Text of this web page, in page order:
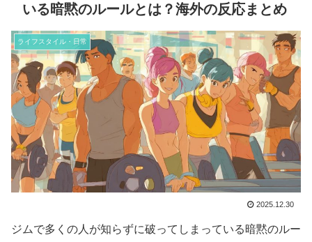
いる暗黙のルールとは？海外の反応まとめ
ライフスタイル・日常
2025.12.30
ジムで多くの人が知らずに破ってしまっている暗黙のルー